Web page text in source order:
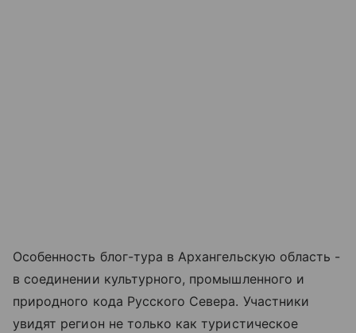
Особенность блог-тура в Архангельскую область -
в соединении культурного, промышленного и
природного кода Русского Севера. Участники
увидят регион не только как туристическое